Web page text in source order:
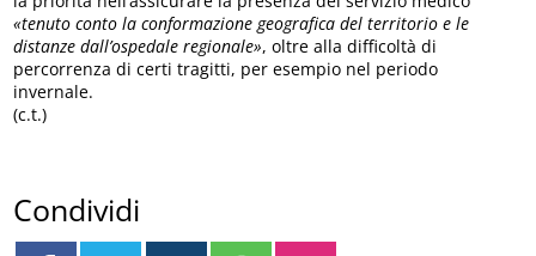
«tenuto conto la conformazione geografica del territorio e le
distanze dall’ospedale regionale», oltre alla difficoltà di
percorrenza di certi tragitti, per esempio nel periodo
invernale.
(c.t.)
Condividi